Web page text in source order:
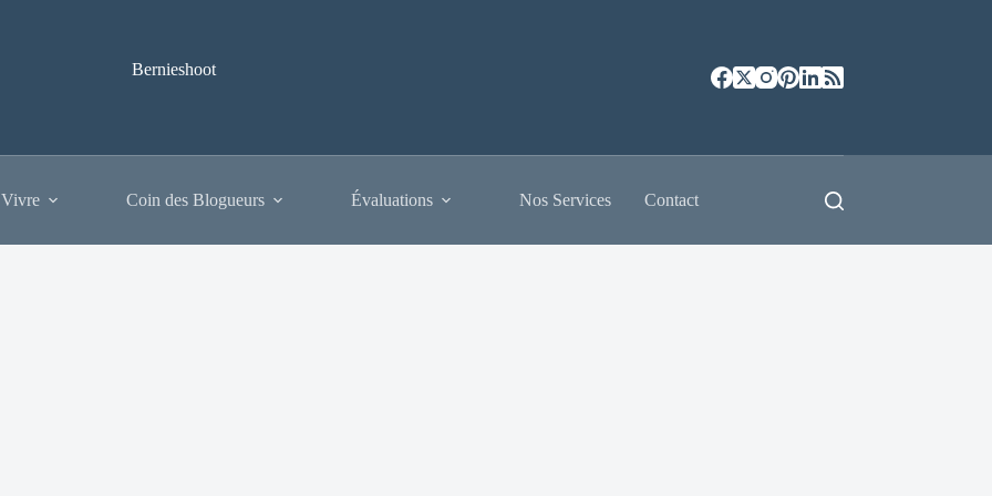
Bernieshoot
Coin des Blogueurs Évaluations Nos Services Contact